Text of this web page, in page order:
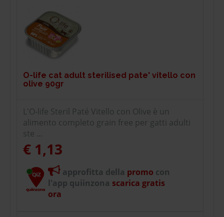
O-life cat adult sterilised pate' vitello con
olive 90gr
L'O-life Steril Paté Vitello con Olive è un
alimento completo grain free per gatti adulti
ste ...
€ 1,13
approfitta della promo con
l'app quiinzona scarica gratis
ora